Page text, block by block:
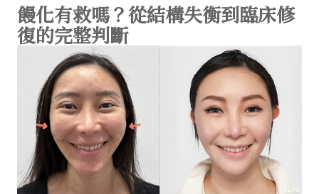
饅化有救嗎？從結構失衡到臨床修
復的完整判斷